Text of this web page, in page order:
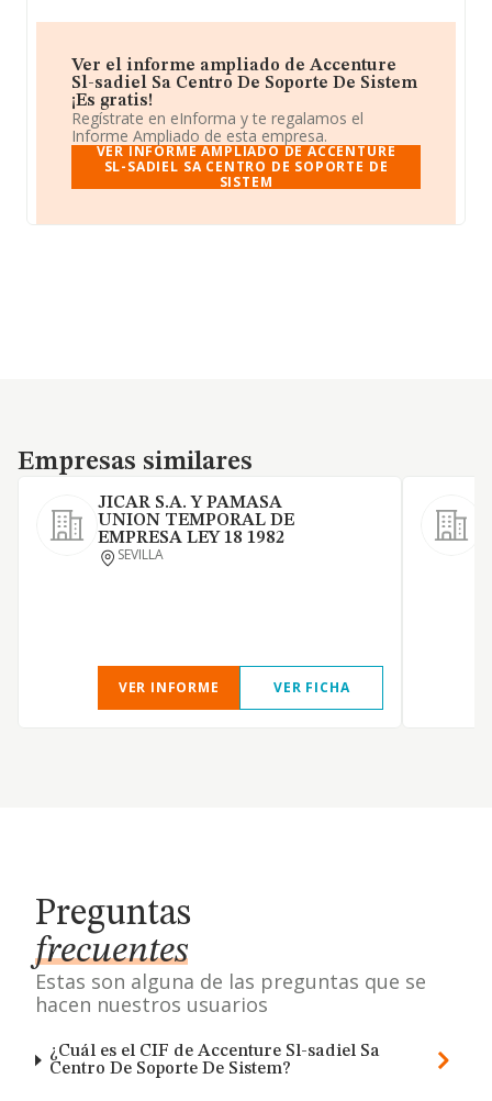
Ver el informe ampliado de Accenture
Sl-sadiel Sa Centro De Soporte De Sistem
¡Es gratis!
Regístrate en eInforma y te regalamos el
Informe Ampliado de esta empresa.
VER INFORME AMPLIADO DE ACCENTURE
SL-SADIEL SA CENTRO DE SOPORTE DE
SISTEM
Empresas similares
Empresas similares
JICAR S.A. Y PAMASA
UNION TEMPORAL DE
EMPRESA LEY 18 1982
SEVILLA
VER INFORME VER FICHA
Preguntas
frecuentes
Estas son alguna de las preguntas que se
hacen nuestros usuarios
¿Cuál es el CIF de Accenture Sl-sadiel Sa
Centro De Soporte De Sistem?